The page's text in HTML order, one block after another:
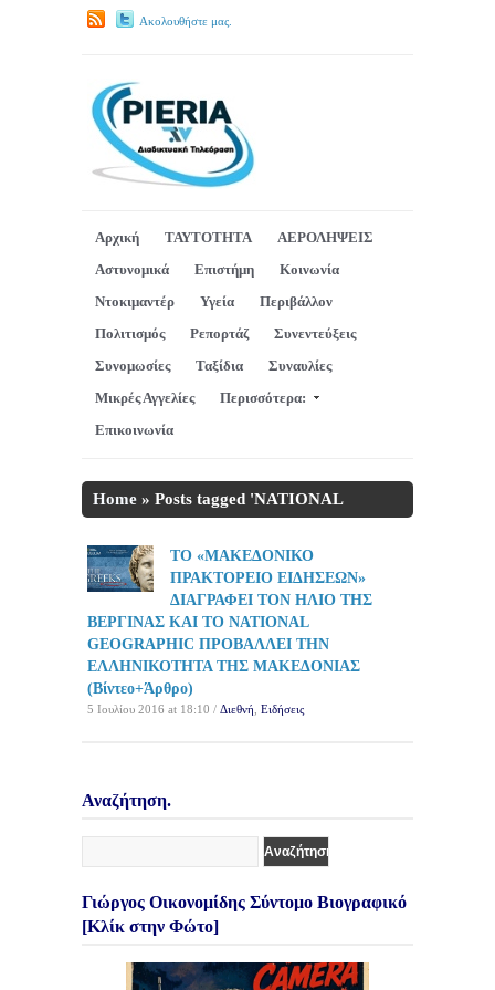
Ακολουθήστε μας.
Αρχική ΤΑΥΤΟΤΗΤΑ
ΑΕΡΟΛΗΨΕΙΣ
Αστυνομικά
Επιστήμη
Κοινωνία
Ντοκιμαντέρ
Υγεία
Περιβάλλον
Πολιτισμός
Ρεπορτάζ
Συνεντεύξεις
Συνομωσίες
Ταξίδια
Συναυλίες
Μικρές Αγγελίες
Περισσότερα:
Επικοινωνία
Home » Posts tagged 'NATIONAL
ΤΟ «ΜΑΚΕΔΟΝΙΚΟ
ΠΡΑΚΤΟΡΕΙΟ ΕΙΔΗΣΕΩΝ»
ΔΙΑΓΡΑΦΕΙ ΤΟΝ ΗΛΙΟ ΤΗΣ
ΒΕΡΓΙΝΑΣ ΚΑΙ ΤΟ NATIONAL
GEOGRAPHIC ΠΡΟΒΑΛΛΕΙ ΤΗΝ
ΕΛΛΗΝΙΚΟΤΗΤΑ ΤΗΣ ΜΑΚΕΔΟΝΙΑΣ
(Βίντεο+Άρθρο)
5 Ιουλίου 2016 at 18:10 / Διεθνή Ειδήσεις
Αναζήτηση.
Γιώργος Οικονομίδης Σύντομο Βιογραφικό
[Κλίκ στην Φώτο]